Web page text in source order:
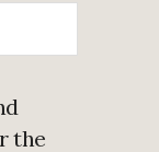
the